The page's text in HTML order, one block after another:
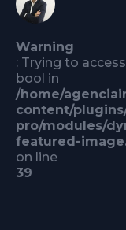
Warning
: Trying to
bool in
/home/
content/
pro/modules/
featured-
on line
39